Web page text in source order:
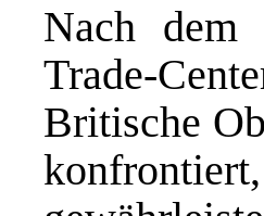
Nach dem
Trade-
Britische